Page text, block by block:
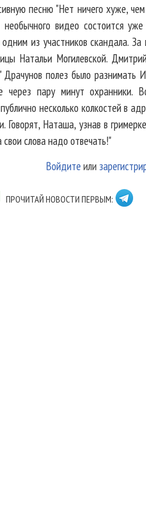
песню "Нет ничего хуже,
видео состоится
из участников скандала.
Натальи Могилевской.
полез было разнимать
через пару минут охранники.
несколько колкостей в
Говорят, Наташа, узнав в
слова надо отвечать!"
Войдите или
ПРОЧИТАЙ НОВОСТИ ПЕРВЫМ: